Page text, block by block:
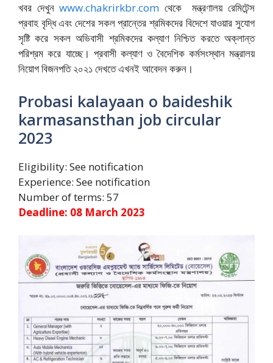
খবর দেখুনwww.chakrirkbr.com থেকে মন্ত্রণালয় রেমিটেন্স
প্রবাহ বৃদ্ধি এবং দেশের সকল প্রান্তের শ্রমিকদের বিদেশে যাওয়ার সুযোগ
সৃষ্টি করে সকল অভিবাসী শ্রমিকদের কল্যাণ নিশ্চিত করতে অক্লান্ত
পরিশ্রম করে যাচ্ছে। প্রবাসী কল্যাণ ও বৈদেশিক কর্মসংস্থান মন্ত্রালয়
নিয়োগ বিজনপতি ২০২১ দেখতে এখনই আবেদন করুন।
Probasi kalayaan o baideshik
karmasansthan job circular
2023
Eligibility: See notification
Experience: See notification
Number of terms: 57
Deadline: 08 March 2023